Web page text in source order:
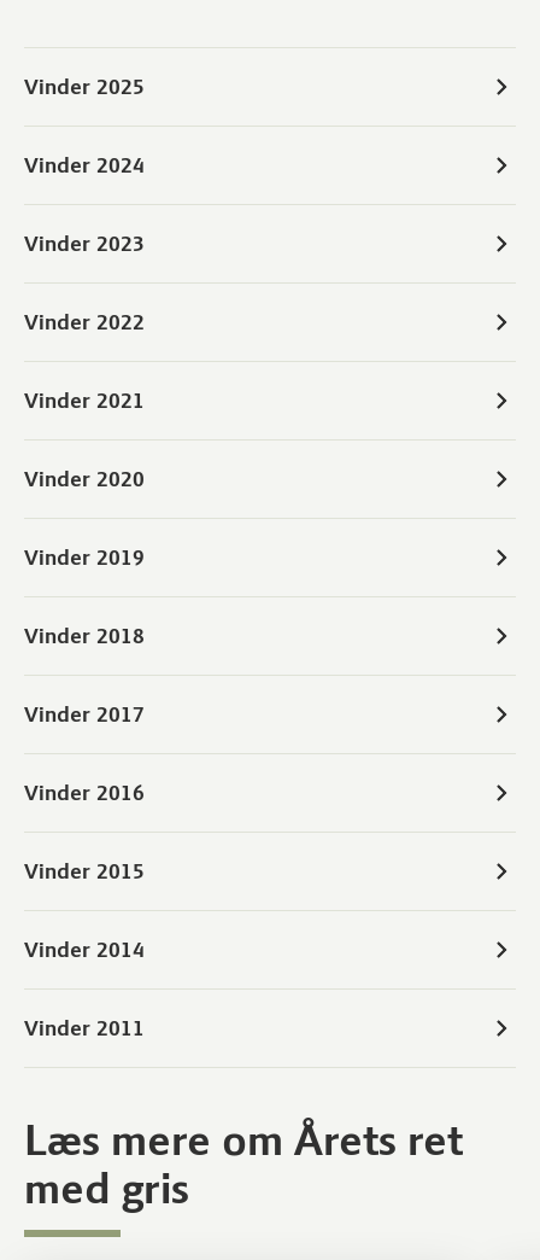
Vinder 2025
Vinder 2024
Vinder 2023
Vinder 2022
Vinder 2021
Vinder 2020
Vinder 2019
Vinder 2018
Vinder 2017
Vinder 2016
Vinder 2015
Vinder 2014
Vinder 2011
Læs mere om Årets ret
med gris